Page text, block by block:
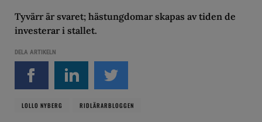
Tyvärr är svaret; hästungdomar skapas av tiden de
investerar i stallet.
DELA ARTIKELN
LOLLO NYBERG RIDLÄRARBLOGGEN